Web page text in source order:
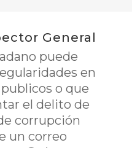
General
puede
en
o que
el delito de
corrupción
un correo